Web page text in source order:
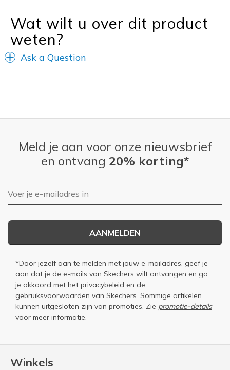
Wat wilt u over dit product
weten?
Ask a Question
Winkels
Meld je aan voor onze nieuwsbrief
en ontvang 20% korting*
E-mailadres
AANMELDEN
*Door jezelf aan te melden met jouw e-mailadres, geef je
aan dat je de e-mails van Skechers wilt ontvangen en ga
je akkoord met het privacybeleid en de
gebruiksvoorwaarden van Skechers. Sommige artikelen
kunnen uitgesloten zijn van promoties. Zie promotie-details
voor meer informatie.